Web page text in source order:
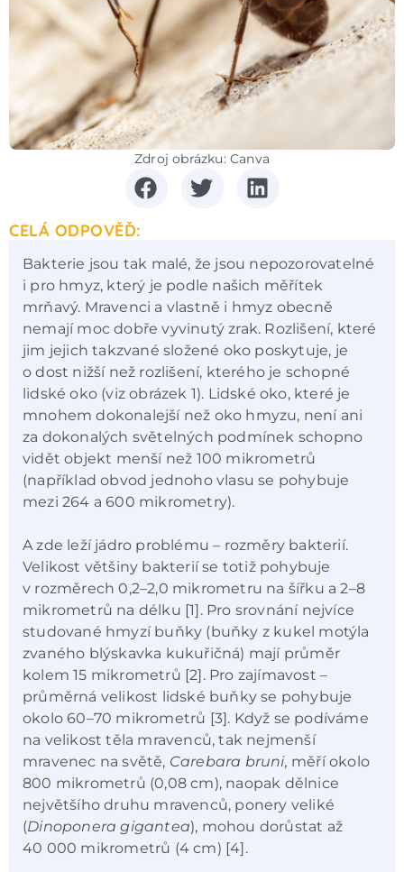
Zdroj obrázku: Canva
CELÁ ODPOVĚĎ:
Bakterie jsou tak malé, že jsou nepozorovatelné
i pro hmyz, který je podle našich měřítek
mrňavý. Mravenci a vlastně i hmyz obecně
nemají moc dobře vyvinutý zrak. Rozlišení, které
jim jejich takzvané složené oko poskytuje, je
o dost nižší než rozlišení, kterého je schopné
lidské oko (viz obrázek 1). Lidské oko, které je
mnohem dokonalejší než oko hmyzu, není ani
za dokonalých světelných podmínek schopno
vidět objekt menší než 100 mikrometrů
(například obvod jednoho vlasu se pohybuje
mezi 264 a 600 mikrometry).
A zde leží jádro problému – rozměry bakterií.
Velikost většiny bakterií se totiž pohybuje
v rozměrech 0,2–2,0 mikrometru na šířku a 2–8
mikrometrů na délku [1]. Pro srovnání nejvíce
studované hmyzí buňky (buňky z kukel motýla
zvaného blýskavka kukuřičná) mají průměr
kolem 15 mikrometrů [2]. Pro zajímavost –
průměrná velikost lidské buňky se pohybuje
okolo 60–70 mikrometrů [3]. Když se podíváme
na velikost těla mravenců, tak nejmenší
mravenec na světě, Carebara bruni, měří okolo
800 mikrometrů (0,08 cm), naopak dělnice
největšího druhu mravenců, ponery veliké
(Dinoponera gigantea), mohou dorůstat až
40 000 mikrometrů (4 cm) [4].